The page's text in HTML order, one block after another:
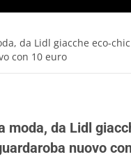
da Lidl giacche eco-
con 10 euro
moda, da Lidl
nuovo